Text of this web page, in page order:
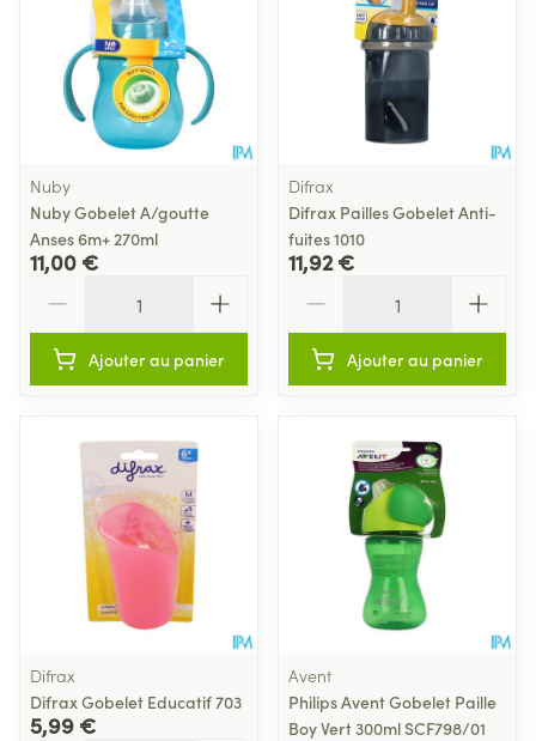
Nuby
Nuby Gobelet A/goutte
Anses 6m+ 270ml
11,00 €
Ajouter au panier
Difrax
Difrax Pailles Gobelet Anti-
fuites 1010
11,92 €
Ajouter au panier
Difrax
Difrax Gobelet Educatif 703
5,99 €
Avent
Philips Avent Gobelet Paille
Boy Vert 300ml SCF798/01